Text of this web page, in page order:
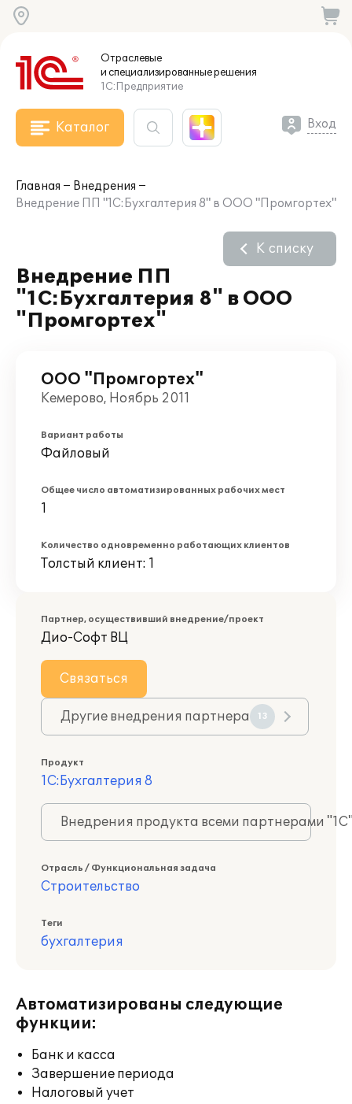
Отраслевые
и специализированныерешения
1С:Предприятие
Каталог Вход
Главная
Внедрения
Внедрение ПП "1C:Бухгалтерия 8" в ООО "Промгортех"
Внедрение ПП
"1C:Бухгалтерия 8" в ООО
"Промгортех"
К списку
ООО "Промгортех"
Кемерово, Ноябрь 2011
Вариант работы
Файловый
Общее число автоматизированных рабочих мест
1
Количество одновременно работающих клиентов
Толстый клиент: 1
Партнер, осуществивший внедрение/проект
Дио-Софт ВЦ
Связаться
Другие внедрения партнера 13
Продукт
1С:Бухгалтерия 8
Внедрения продукта всеми партнерами
Отрасль / Функциональная задача
Строительство
Теги
бухгалтерия
Автоматизированы следующие
функции:
Банк и касса
Завершение периода
Налоговый учет